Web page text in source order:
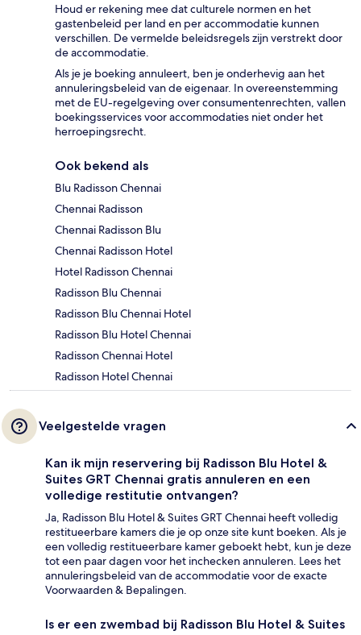
Houd er rekening mee dat culturele normen en het
gastenbeleid per land en per accommodatie kunnen
verschillen. De vermelde beleidsregels zijn verstrekt door
de accommodatie.
Als je je boeking annuleert, ben je onderhevig aan het
annuleringsbeleid van de eigenaar. In overeenstemming
met de EU-regelgeving over consumentenrechten, vallen
boekingsservices voor accommodaties niet onder het
herroepingsrecht.
Ook bekend als
Blu Radisson Chennai
Chennai Radisson
Chennai Radisson Blu
Chennai Radisson Hotel
Hotel Radisson Chennai
Radisson Blu Chennai
Radisson Blu Chennai Hotel
Radisson Blu Hotel Chennai
Radisson Chennai Hotel
Radisson Hotel Chennai
Veelgestelde vragen
Kan ik mijn reservering bij Radisson Blu Hotel &
Suites GRT Chennai gratis annuleren en een
volledige restitutie ontvangen?
Ja, Radisson Blu Hotel & Suites GRT Chennai heeft volledig
restitueerbare kamers die je op onze site kunt boeken. Als je
een volledig restitueerbare kamer geboekt hebt, kun je deze
tot een paar dagen voor het inchecken annuleren. Lees het
annuleringsbeleid van de accommodatie voor de exacte
Voorwaarden & Bepalingen.
Is er een zwembad bij Radisson Blu Hotel & Suites